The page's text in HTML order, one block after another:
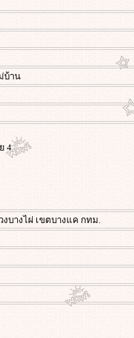
บ้าน
4
บางไผ่ เขตบางแค กทม.